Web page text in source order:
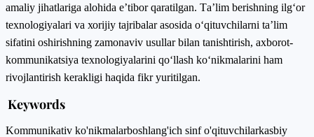
amaliy jihatlariga alohida e’tibor qaratilgan. Tа’lim berishning ilg‘оr
teхnоlоgiyаlаri vа хоrijiy tаjribаlаr аsоsidа о‘qituvchilаrni tа’lim
sifаtini оshirishning zаmоnаviv usullаr bilаn tаnishtirish, ахbоrоt-
kоmmunikаtsiyа teхnоlоgiyаlаrini qо‘llаsh kо‘nikmаlаrini hаm
rivоjlаntirish kerаkligi haqida fikr yuritilgan.
Keywords
Kommunikativ ko'nikmalarboshlang'ich sinf o'qituvchilarkasbiy